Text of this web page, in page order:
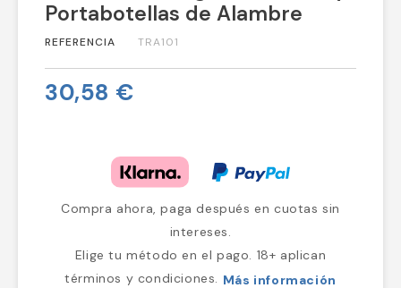
Portabotellas de Alambre
REFERENCIA TRA101
30,58 €
Compra ahora, paga después en cuotas sin
intereses.
Elige tu método en el pago. 18+ aplican
términos y condiciones. Más información